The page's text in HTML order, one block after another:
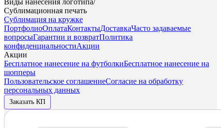
Виды нанесения логотипа/
Сублимационная печать
Сублимация на кружке
ПортфолиоОплатаКонтактыДоставкаЧасто задаваемые
вопросыГарантии и возвратПолитика
конфиденциальностиАкции
Акции
Бесплатное нанесение на футболкиБесплатное нанесение на
шопперы
Пользовательское соглашениеСогласие на обработку
персональных данных
Заказать КП